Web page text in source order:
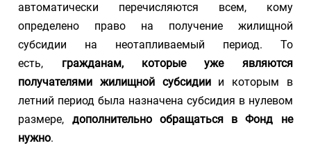
автоматически перечисляются всем, кому
определено право на получение жилищной
субсидии на неотапливаемый период. То
есть, гражданам, которые уже являются
получателями жилищной субсидиии которым в
летний период была назначена субсидия в нулевом
размере, дополнительно обращаться в Фонд не
нужно.